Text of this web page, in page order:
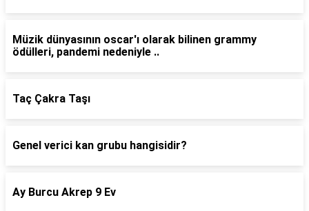
Müzik dünyasının oscar'ı olarak bilinen grammy
ödülleri, pandemi nedeniyle ..
Taç Çakra Taşı
Genel verici kan grubu hangisidir?
Ay Burcu Akrep 9 Ev